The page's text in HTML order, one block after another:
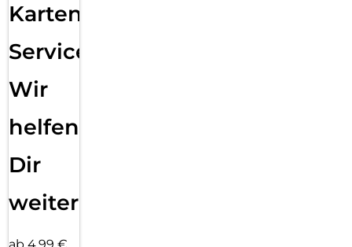
Karten
Service:
Wir
helfen
Dir
weiter
ab 4,99 €